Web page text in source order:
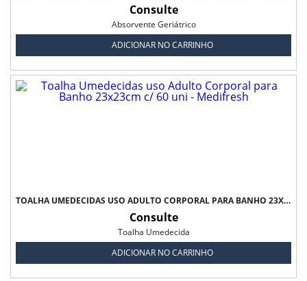
Consulte
Absorvente Geriátrico
ADICIONAR NO CARRINHO
TOALHA UMEDECIDAS USO ADULTO CORPORAL PARA BANHO 23X23CM C/ 60 UNI - MEDIFRESH
Consulte
Toalha Umedecida
ADICIONAR NO CARRINHO